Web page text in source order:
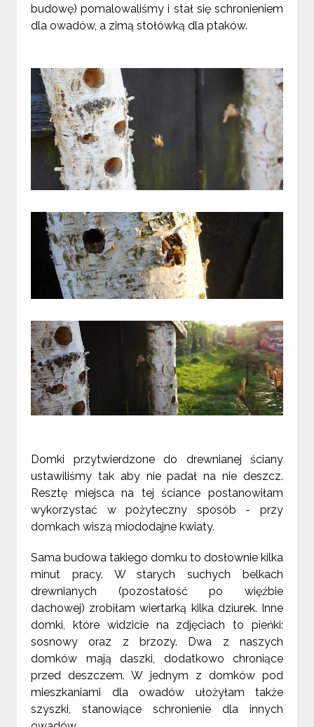
budowę) pomalowaliśmy i stał się schronieniem
dla owadów, a zimą stołówką dla ptaków.
Domki przytwierdzone do drewnianej ściany
ustawiliśmy tak aby nie padał na nie deszcz.
Resztę miejsca na tej ściance postanowiłam
wykorzystać w pożyteczny sposób - przy
domkach wiszą miododajne kwiaty.
Sama budowa takiego domku to dosłownie kilka
minut pracy. W starych suchych belkach
drewnianych (pozostałość po więźbie
dachowej) zrobiłam wiertarką kilka dziurek. Inne
domki, które widzicie na zdjęciach to pieńki:
sosnowy oraz z brzozy. Dwa z naszych
domków mają daszki, dodatkowo chroniące
przed deszczem. W jednym z domków pod
mieszkaniami dla owadów ułożyłam także
szyszki, stanowiące schronienie dla innych